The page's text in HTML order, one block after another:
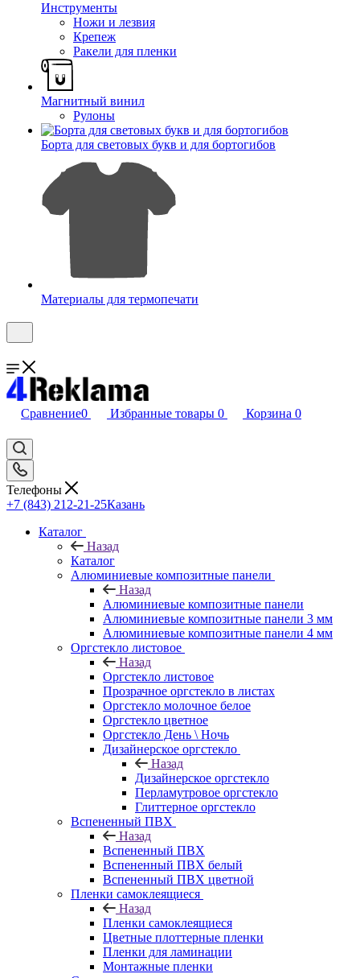
Инструменты
Ножи и лезвия
Крепеж
Ракели для пленки
Магнитный винил
Рулоны
Борта для световых букв и для бортогибов
Материалы для термопечати
Сравнение0 Избранные товары 0 Корзина 0
Телефоны
+7 (843) 212-21-25Казань
Каталог
Назад
Каталог
Алюминиевые композитные панели
Назад
Алюминиевые композитные панели
Алюминиевые композитные панели 3 мм
Алюминиевые композитные панели 4 мм
Оргстекло листовое
Назад
Оргстекло листовое
Прозрачное оргстекло в листах
Оргстекло молочное белое
Оргстекло цветное
Оргстекло День \ Ночь
Дизайнерское оргстекло
Назад
Дизайнерское оргстекло
Перламутровое оргстекло
Глиттерное оргстекло
Вспененный ПВХ
Назад
Вспененный ПВХ
Вспененный ПВХ белый
Вспененный ПВХ цветной
Пленки самоклеящиеся
Назад
Пленки самоклеящиеся
Цветные плоттерные пленки
Пленки для ламинации
Монтажные пленки